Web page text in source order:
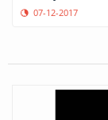
07-12-2017